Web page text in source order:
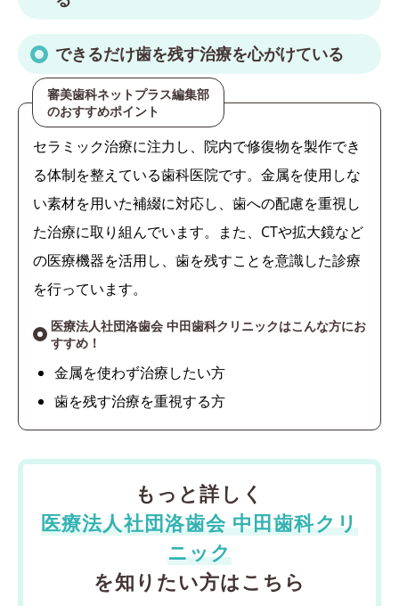
できるだけ歯を残す治療を心がけている
審美歯科ネットプラス編集部
のおすすめポイント
セラミック治療に注力し、院内で修復物を製作でき
る体制を整えている歯科医院です。金属を使用しな
い素材を用いた補綴に対応し、歯への配慮を重視し
た治療に取り組んでいます。また、CTや拡大鏡など
の医療機器を活用し、歯を残すことを意識した診療
を行っています。
医療法人社団洛歯会 中田歯科クリニックはこんな方にお
すすめ！
金属を使わず治療したい方
歯を残す治療を重視する方
もっと詳しく
医療法人社団洛歯会 中田歯科クリ
ニック
を知りたい方はこちら